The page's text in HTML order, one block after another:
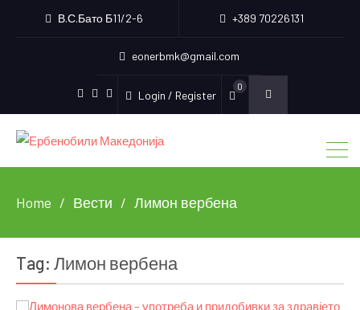
В.С.Бато Б11/2-6 +389 70226131
eonerbmk@gmail.com
Instagram
Youtube
Login / Register
0
Home Вести Лимон вербена
Tag: Лимон вербена